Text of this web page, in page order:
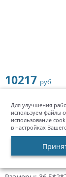
Офисные
Офисные
10217 руб
шт
Для улучшения
используем файлы
использование
в настройках